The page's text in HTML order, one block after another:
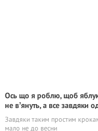
Ось що я роблю, щоб
не вʼянуть, а все завдяки
Завдяки таким простим
мало не до весни